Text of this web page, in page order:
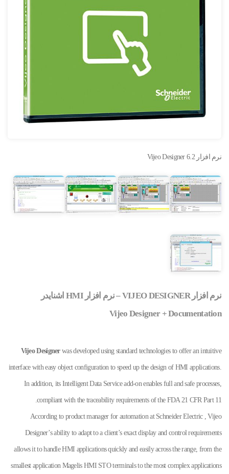
نرم افزار Vijeo Designer 6.2
نرم افزار VIJEO DESIGNER – نرم افزار HMI اشنایدر
Vijeo Designer + Documentation
Vijeo Designerwas developed using standard technologies to offer an intuitive
interface with easy object configuration to speed up the design of HMI applications.
In addition, its Intelligent Data Service add-on enables full and safe processes,
compliant with the traceability requirements of the FDA 21 CFR Part 11.
According to product manager for automation at Schneider Electric , Vijeo
Designer’s ability to adapt to a client’s exact display and control requirements
allows it to handle HMI applications quickly and easily across the range, from the
smallest application Magelis HMI STO terminals to the most complex applications